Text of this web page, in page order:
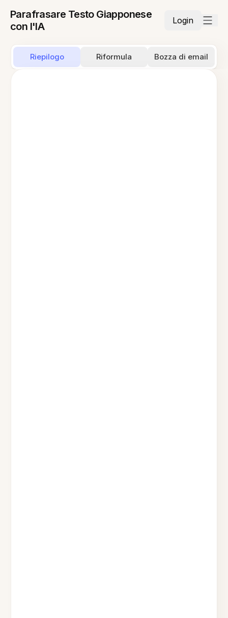
Parafrasare Testo Giapponese
con l'IA
Login
Riepilogo Riformula Bozza di email